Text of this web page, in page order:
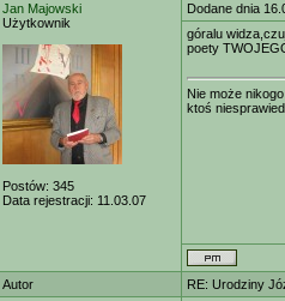
Jan Majowski
Użytkownik
Postów: 345
Data rejestracji: 11.03.07
Dodane dnia
góralu
poety
Nie może
ktoś
Autor
RE: Urodziny